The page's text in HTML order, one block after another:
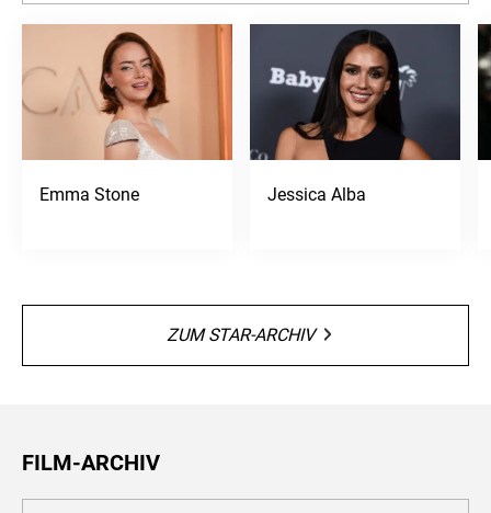
Emma Stone Jessica Alba
ZUM STAR-ARCHIV
FILM-ARCHIV